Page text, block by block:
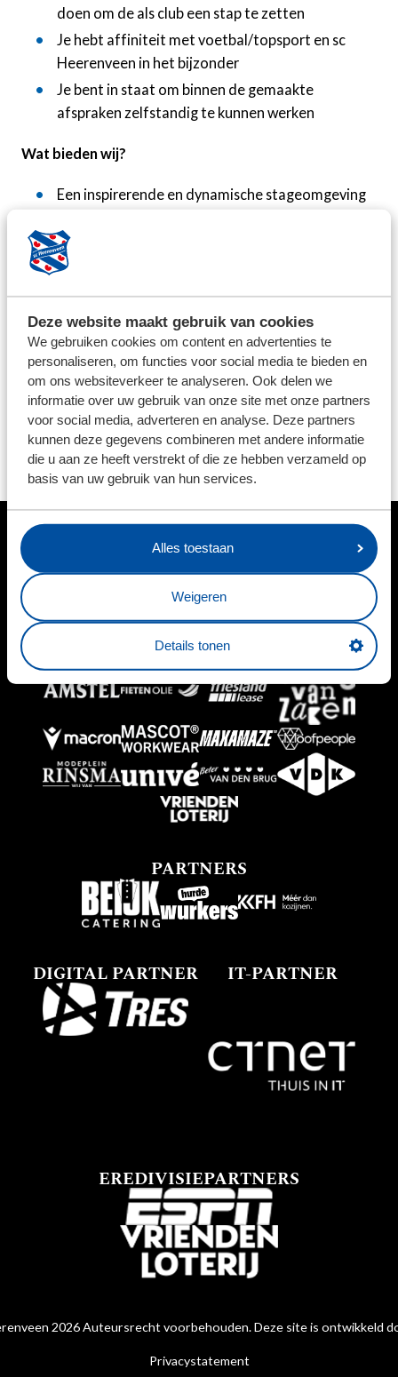
Deze website maakt gebruik van cookies
We gebruiken cookies om content en advertenties te
personaliseren, om functies voor social media te bieden en
om ons websiteverkeer te analyseren. Ook delen we
informatie over uw gebruik van onze site met onze partners
voor social media, adverteren en analyse. Deze partners
kunnen deze gegevens combineren met andere informatie
die u aan ze heeft verstrekt of die ze hebben verzameld op
basis van uw gebruik van hun services.
Alles toestaan
Weigeren
Details tonen
doen om de als club een stap te zetten
Je hebt affiniteit met voetbal/topsport en sc
Heerenveen in het bijzonder
Je bent in staat om binnen de gemaakte
afspraken zelfstandig te kunnen werken
Wat bieden wij?
Een inspirerende en dynamische stageomgeving
Een unieke kans om binnen een BVO te werken
met ruimte voor eigen inbreng en ideeën
Een seizoenkaart voor sc Heerenveen mannen.
Een vrijwilligersvergoeding
Reageren
Lijkt het je leuk om een steentje bij te dragen aan de
ontwikkeling van het vrouwenvoetbal of wil je meer
informatie? Mail dan naardanielle.wellerdieck@sc-
heerenveen.nl
HOOFDSPONSOR
BUSINESSPARTNERS
PARTNERS
DIGITAL PARTNER IT-PARTNER
EREDIVISIEPARTNERS
2026 Auteursrecht voorbehouden. Deze site is ontwikkeld
Privacystatement